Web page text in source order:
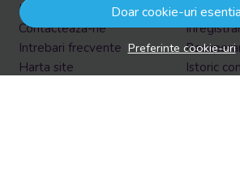
Doar cookie-uri
Preferinte cookie-uri
Informatii legale
Contacteaza-ne
Intrebari frecvente
Harta site
Contul
Istoric